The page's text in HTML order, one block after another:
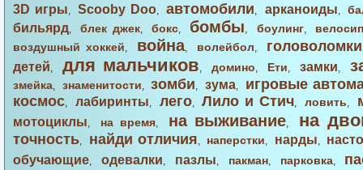
3D игры,Scooby Doo,автомобили, арканоиды,
бильярд,блек джек,бокс, бомбы, боулинг,
воздушный хоккей, война, волейбол, головоломки
детей, для мальчиков, домино, Ети, замки,
змейка, знаменитости,зомби, зума,
игровые
космос, лабиринты, лего,Лило и Стич,ловить,
мотоциклы, на время, на выживание, на
точность, найди отличия, наперстки, нарды,
обучающие, одевалки, пазлы, пакман, парковка,